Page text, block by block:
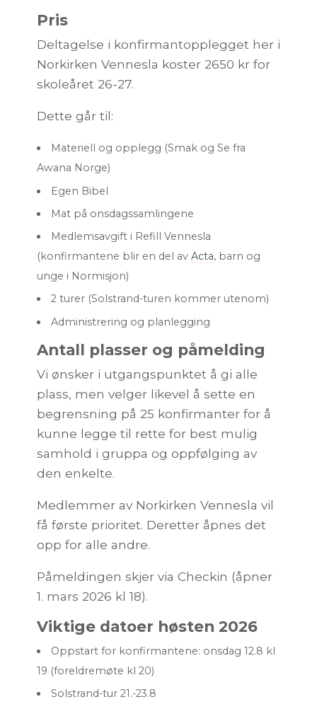
Pris
Deltagelse i konfirmantopplegget her i
Norkirken Vennesla koster 2650 kr for
skoleåret 26-27.
Dette går til:
Materiell og opplegg (Smak og Se fra
Awana Norge)
Egen Bibel
Mat på onsdagssamlingene
Medlemsavgift i Refill Vennesla
(konfirmantene blir en del av Acta, barn og
unge i Normisjon)
2 turer (Solstrand-turen kommer utenom)
Administrering og planlegging
Antall plasser og påmelding
Vi ønsker i utgangspunktet å gi alle
plass, men velger likevel å sette en
begrensning på 25 konfirmanter for å
kunne legge til rette for best mulig
samhold i gruppa og oppfølging av
den enkelte.
Medlemmer av Norkirken Vennesla vil
få første prioritet. Deretter åpnes det
opp for alle andre.
Påmeldingen skjer via Checkin (åpner
1. mars 2026 kl 18).
Viktige datoer høsten 2026
Oppstart for konfirmantene: onsdag 12.8 kl
19 (foreldremøte kl 20)
Solstrand-tur 21.-23.8